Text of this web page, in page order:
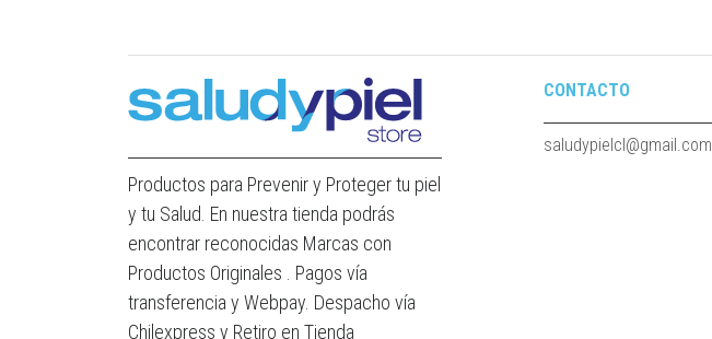
Productos para Prevenir y Proteger tu piel
y tu Salud. En nuestra tienda podrás
encontrar reconocidas Marcas con
Productos Originales . Pagos vía
transferencia y Webpay. Despacho vía
Chilexpress y Retiro en Tienda
CONTACTO
saludypielcl@gmail.com